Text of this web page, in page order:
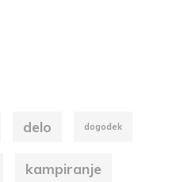
delo dogodek
kampiranje